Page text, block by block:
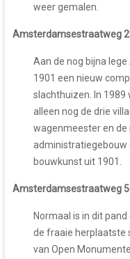
weer gemalen.
Amsterdamsestraatweg
Aan de nog bijna
1901 een nieuw
slachthuizen. In
alleen nog de drie
wagenmeester en
administratiegebouw
bouwkunst uit 1901.
Amsterdamsestraatweg
Normaal is in dit
de fraaie herplaatste
van Open